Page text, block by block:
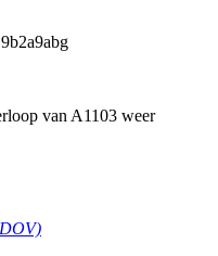
van A1103 weer